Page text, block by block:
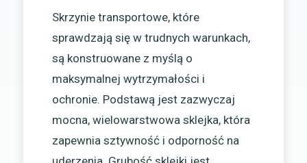
Skrzynie transportowe, które
sprawdzają się w trudnych warunkach,
są konstruowane z myślą o
maksymalnej wytrzymałości i
ochronie. Podstawą jest zazwyczaj
mocna, wielowarstwowa sklejka, która
zapewnia sztywność i odporność na